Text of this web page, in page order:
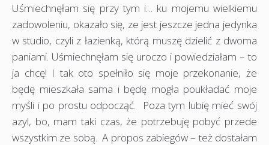
Uśmiechnęłam się przy tym i… ku mojemu wielkiemu
zadowoleniu, okazało się, ze jest jeszcze jedna jedynka
w studio, czyli z łazienką, którą muszę dzielić z dwoma
paniami. Uśmiechnęłam się uroczo i powiedziałam – to
ja chcę! I tak oto spełniło się moje przekonanie, że
będę mieszkała sama i będę mogła poukładać moje
myśli i po prostu odpocząć. Poza tym lubię mieć swój
azyl, bo, mam taki czas, że potrzebuję pobyć przede
wszystkim ze sobą. A propos zabiegów – też dostałam